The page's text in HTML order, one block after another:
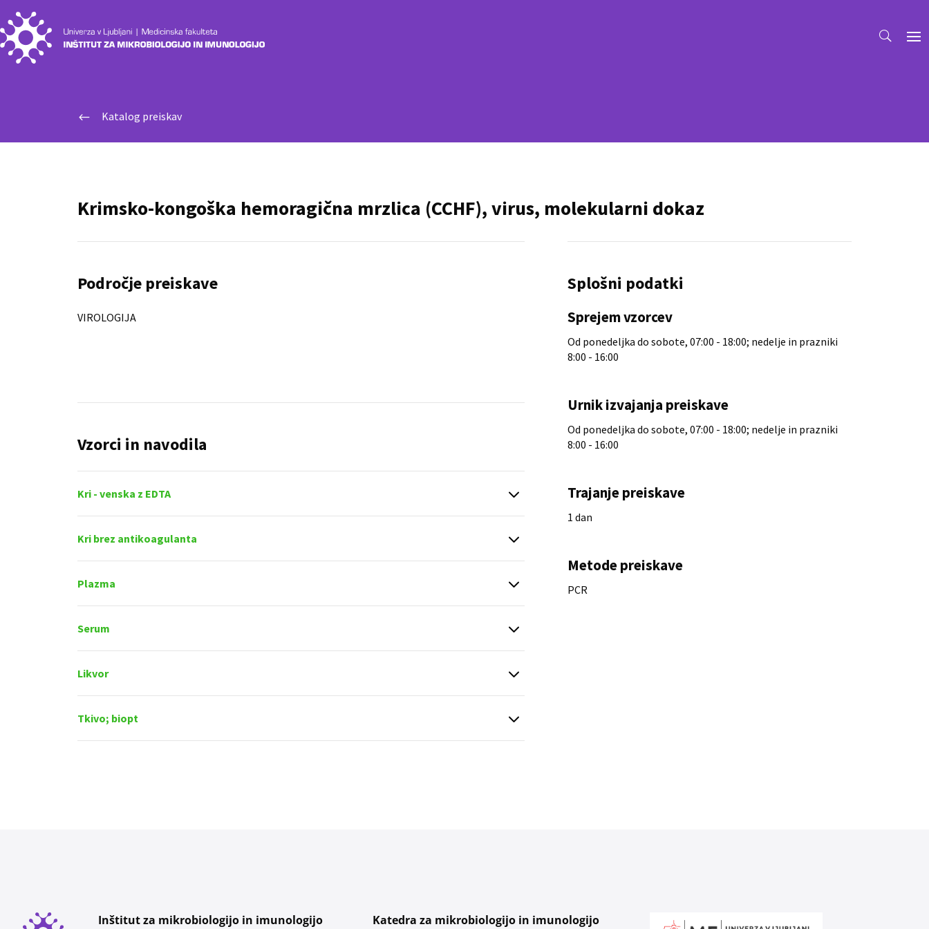
# Katalog preiskav
Krimsko-kongoška hemoragična mrzlica (CCHF), virus, molekularni dokaz
Področje preiskave
VIROLOGIJA
Vzorci in navodila
Kri - venska z EDTA
Kri brez antikoagulanta
Plazma
Serum
Likvor
Tkivo; biopt
Splošni podatki
Sprejem vzorcev
Od ponedeljka do sobote, 07:00 - 18:00; nedelje in prazniki
8:00 - 16:00
Urnik izvajanja preiskave
Od ponedeljka do sobote, 07:00 - 18:00; nedelje in prazniki
8:00 - 16:00
Trajanje preiskave
1 dan
Metode preiskave
PCR
Inštitut za mikrobiologijo in imunologijo Katedra za mikrobiologijo in imunologijo